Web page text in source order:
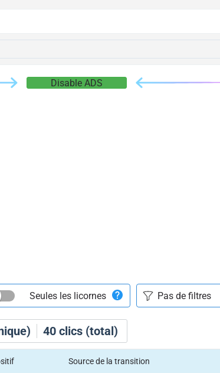
Disable ADS
40 clics (total)
Seules les licornes
Source de la transition